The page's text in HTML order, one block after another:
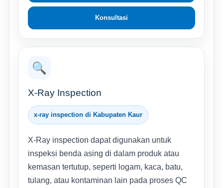
Konsultasi
🔍
X-Ray Inspection
x-ray inspection di Kabupaten Kaur
X-Ray inspection dapat digunakan untuk
inspeksi benda asing di dalam produk atau
kemasan tertutup, seperti logam, kaca, batu,
tulang, atau kontaminan lain pada proses QC